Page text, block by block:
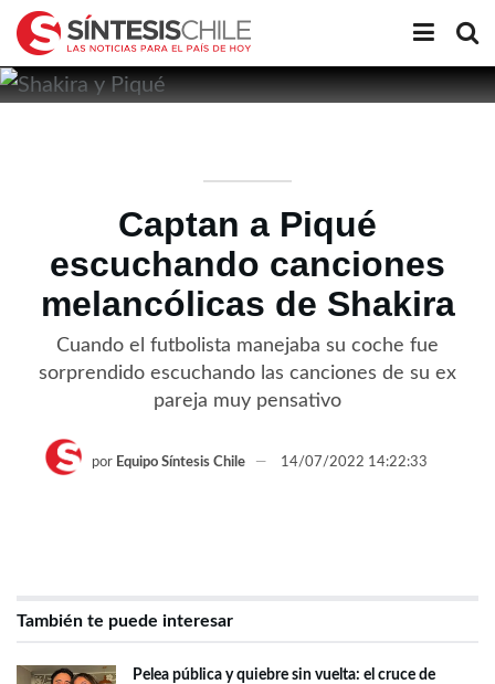
Captan a Piqué
escuchando canciones
melancólicas de Shakira
Cuando el futbolista manejaba su coche fue
sorprendido escuchando las canciones de su ex
pareja muy pensativo
por Equipo Síntesis Chile 14/07/2022 14:22:33
También te puede interesar
Pelea pública y quiebre sin vuelta: el cruce de